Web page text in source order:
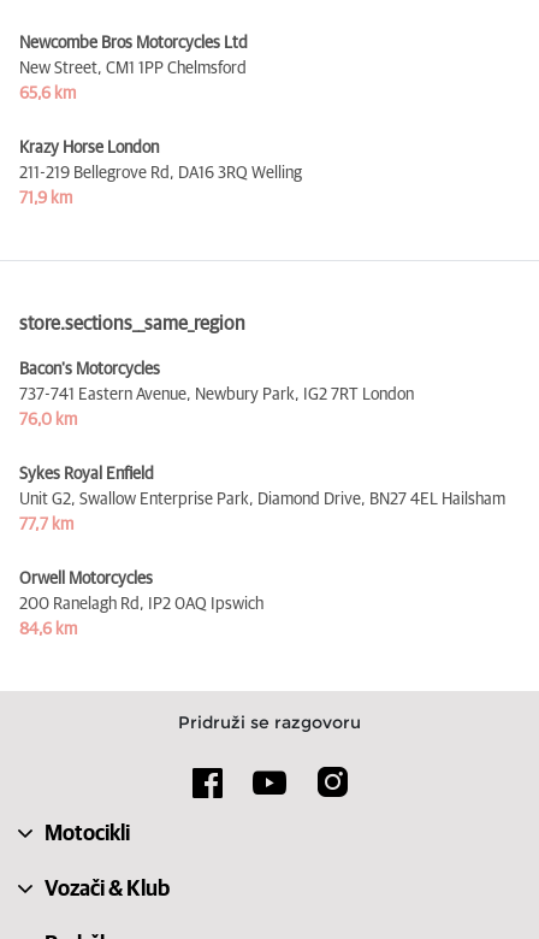
Newcombe Bros Motorcycles Ltd
New Street, CM1 1PP Chelmsford
65,6 km
Krazy Horse London
211-219 Bellegrove Rd, DA16 3RQ Welling
71,9 km
store.sections__same_region
Bacon's Motorcycles
737-741 Eastern Avenue, Newbury Park, IG2 7RT London
76,0 km
Sykes Royal Enfield
Unit G2, Swallow Enterprise Park, Diamond Drive, BN27 4EL Hailsham
77,7 km
Orwell Motorcycles
200 Ranelagh Rd,
IP2 0AQ Ipswich
84,6 km
Pridruži se razgovoru
Motocikli
Vozači & Klub